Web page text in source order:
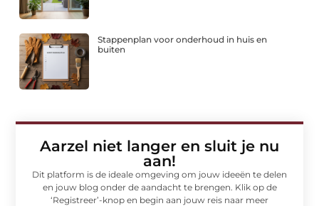
Stappenplan voor onderhoud in huis en
buiten
Aarzel niet langer en sluit je nu
aan!
Dit platform is de ideale omgeving om jouw ideeën te delen
en jouw blog onder de aandacht te brengen. Klik op de
‘Registreer’-knop en begin aan jouw reis naar meer